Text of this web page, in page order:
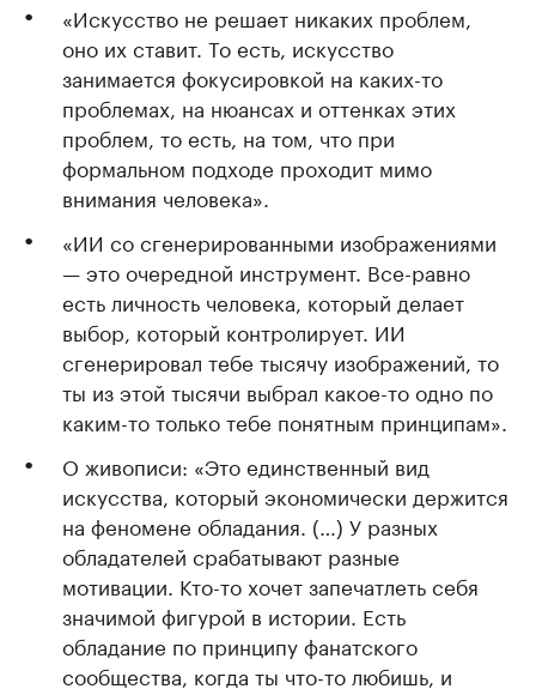
«Искусство не решает никаких проблем,
оно их ставит. То есть, искусство
занимается фокусировкой на каких-то
проблемах, на нюансах и оттенках этих
проблем, то есть, на том, что при
формальном подходе проходит мимо
внимания человека».
«ИИ со сгенерированными изображениями
— это очередной инструмент. Все-равно
есть личность человека, который делает
выбор, который контролирует. ИИ
сгенерировал тебе тысячу изображений, то
ты из этой тысячи выбрал какое-то одно по
каким-то только тебе понятным принципам».
О живописи: «Это единственный вид
искусства, который экономически держится
на феномене обладания. (…) У разных
обладателей срабатывают разные
мотивации. Кто-то хочет запечатлеть себя
значимой фигурой в истории. Есть
обладание по принципу фанатского
сообщества, когда ты что-то любишь, и